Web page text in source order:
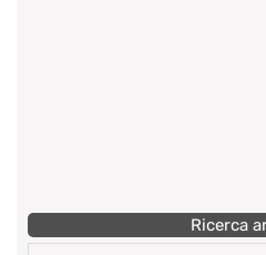
Ricerca